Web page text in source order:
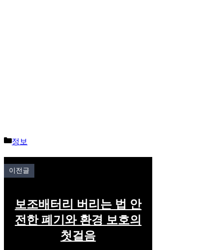
Categories
정보
이전글
보조배터리 버리는 법 안
전한 폐기와 환경 보호의
첫걸음